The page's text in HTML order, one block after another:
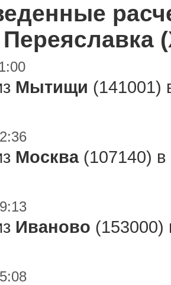
Переяславка
Мытищи (141001)
Москва(107140) в
Иваново